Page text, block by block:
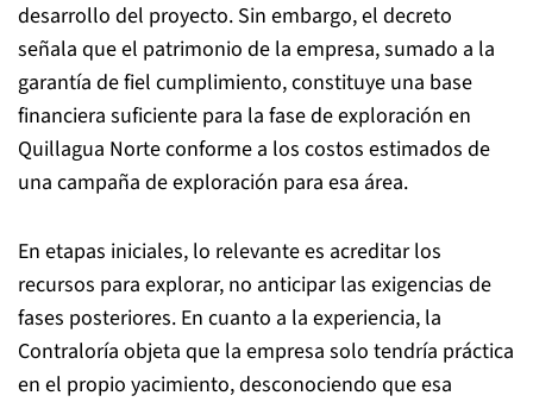
desarrollo del proyecto. Sin embargo, el decreto
señala que el patrimonio de la empresa, sumado a la
garantía de fiel cumplimiento, constituye una base
financiera suficiente para la fase de exploración en
Quillagua Norte conforme a los costos estimados de
una campaña de exploración para esa área.
En etapas iniciales, lo relevante es acreditar los
recursos para explorar, no anticipar las exigencias de
fases posteriores. En cuanto a la experiencia, la
Contraloría objeta que la empresa solo tendría práctica
en el propio yacimiento, desconociendo que esa